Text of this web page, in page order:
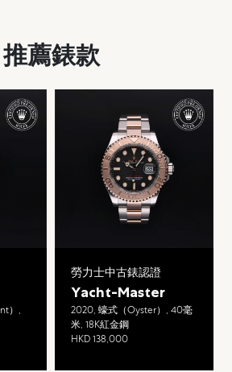
推薦錶款
）,
勞力士中古錶認證
Yacht-Master
2020, 蠔式（Oyster）, 40毫
米, 18K紅金鋼
HKD 138,000